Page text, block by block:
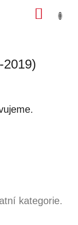
2019)
kategorie.